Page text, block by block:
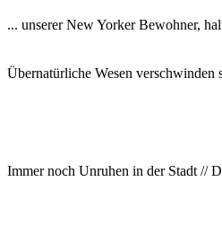
... unserer New Yorker Bewohner,
Übernatürliche Wesen verschwinden
Immer noch Unruhen in der Stadt //